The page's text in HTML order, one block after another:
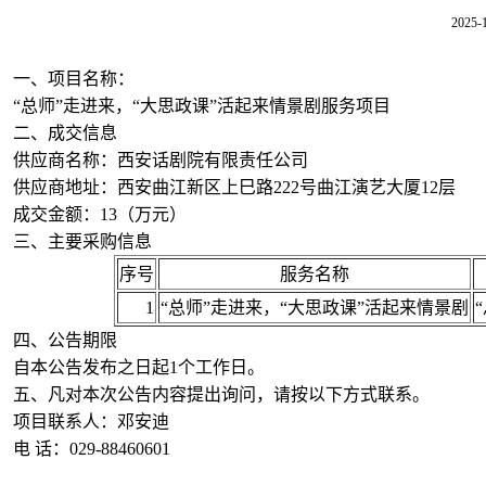
2025-
一、项目名称：
“总师”走进来，“大思政课”活起来情景剧服务项目
二、成交信息
供应商名称：西安话剧院有限责任公司
供应商地址：西安曲江新区上巳路222号曲江演艺大厦12层
成交金额：13（万元）
三、主要采购信息
序号
服务名称
1 “总师”走进来，“大思政课”活起来情景剧
四、公告期限
自本公告发布之日起1个工作日。
五、凡对本次公告内容提出询问，请按以下方式联系。
项目联系人：邓安迪
电 话：029-88460601